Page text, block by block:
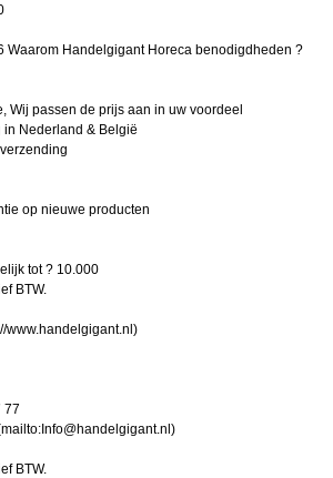
Waarom Handelgigant Horeca benodigdheden ?
Wij passen de prijs aan in uw voordeel
Nederland & België
op nieuwe producten
tot ? 10.000
BTW.
www.handelgigant.nl)
77
BTW.